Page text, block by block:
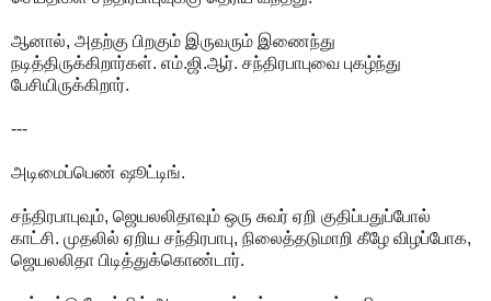
ஆனால், அதற்கு பிறகும் இருவரும் இணைந்து
நடித்திருக்கிறார்கள். எம்.ஜி.ஆர். சந்திரபாபுவை புகழ்ந்து
பேசியிருக்கிறார்.
---
அடிமைப்பெண் ஷூட்டிங்.
சந்திரபாபுவும், ஜெயலலிதாவும் ஒரு சுவர் ஏறி குதிப்பதுப்போல்
காட்சி. முதலில் ஏறிய சந்திரபாபு, நிலைத்தடுமாறி கீழே விழப்போக,
ஜெயலலிதா பிடித்துக்கொண்டார்.